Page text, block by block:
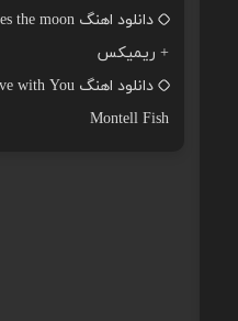
+ ریمیکس
Montell Fish